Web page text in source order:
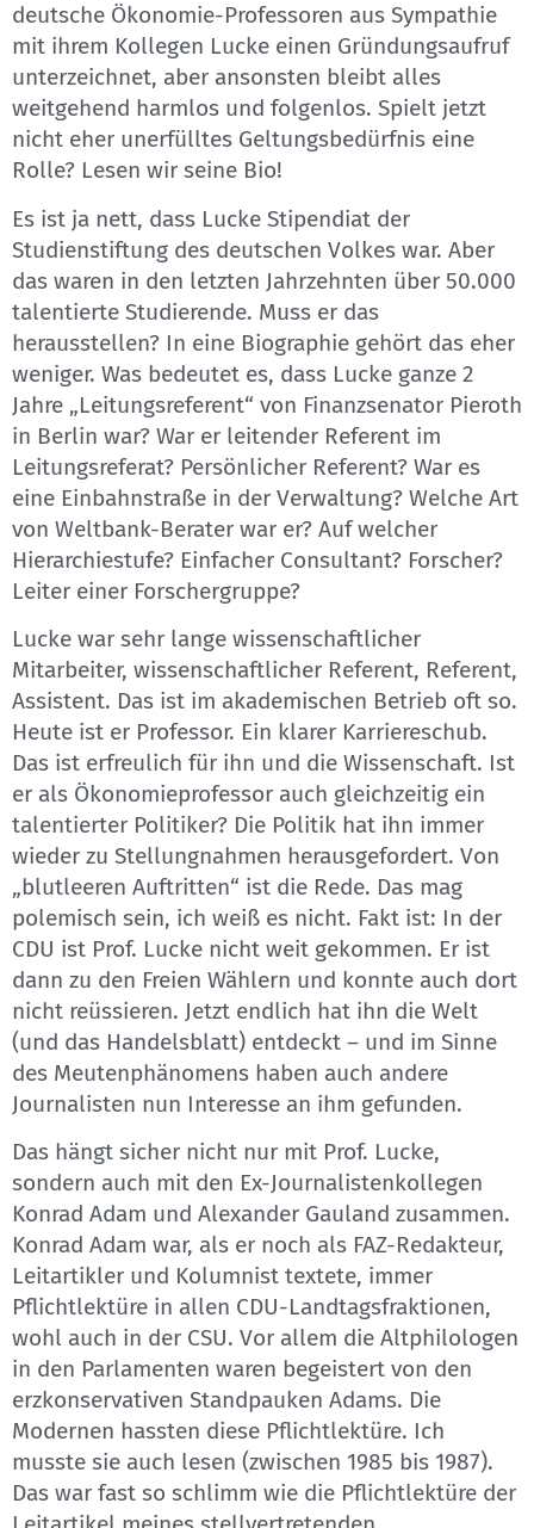
deutsche Ökonomie-Professoren aus Sympathie
mit ihrem Kollegen Lucke einen Gründungsaufruf
unterzeichnet, aber ansonsten bleibt alles
weitgehend harmlos und folgenlos. Spielt jetzt
nicht eher unerfülltes Geltungsbedürfnis eine
Rolle? Lesen wir seine Bio!
Es ist ja nett, dass Lucke Stipendiat der
Studienstiftung des deutschen Volkes war. Aber
das waren in den letzten Jahrzehnten über 50.000
talentierte Studierende. Muss er das
herausstellen? In eine Biographie gehört das eher
weniger. Was bedeutet es, dass Lucke ganze 2
Jahre „Leitungsreferent“ von Finanzsenator Pieroth
in Berlin war? War er leitender Referent im
Leitungsreferat? Persönlicher Referent? War es
eine Einbahnstraße in der Verwaltung? Welche Art
von Weltbank-Berater war er? Auf welcher
Hierarchiestufe? Einfacher Consultant? Forscher?
Leiter einer Forschergruppe?
Lucke war sehr lange wissenschaftlicher
Mitarbeiter, wissenschaftlicher Referent, Referent,
Assistent. Das ist im akademischen Betrieb oft so.
Heute ist er Professor. Ein klarer Karriereschub.
Das ist erfreulich für ihn und die Wissenschaft. Ist
er als Ökonomieprofessor auch gleichzeitig ein
talentierter Politiker? Die Politik hat ihn immer
wieder zu Stellungnahmen herausgefordert. Von
„blutleeren Auftritten“ ist die Rede. Das mag
polemisch sein, ich weiß es nicht. Fakt ist: In der
CDU ist Prof. Lucke nicht weit gekommen. Er ist
dann zu den Freien Wählern und konnte auch dort
nicht reüssieren. Jetzt endlich hat ihn die Welt
(und das Handelsblatt) entdeckt – und im Sinne
des Meutenphänomens haben auch andere
Journalisten nun Interesse an ihm gefunden.
Das hängt sicher nicht nur mit Prof. Lucke,
sondern auch mit den Ex-Journalistenkollegen
Konrad Adam und Alexander Gauland zusammen.
Konrad Adam war, als er noch als FAZ-Redakteur,
Leitartikler und Kolumnist textete, immer
Pflichtlektüre in allen CDU-Landtagsfraktionen,
wohl auch in der CSU. Vor allem die Altphilologen
in den Parlamenten waren begeistert von den
erzkonservativen Standpauken Adams. Die
Modernen hassten diese Pflichtlektüre. Ich
musste sie auch lesen (zwischen 1985 bis 1987).
Das war fast so schlimm wie die Pflichtlektüre der